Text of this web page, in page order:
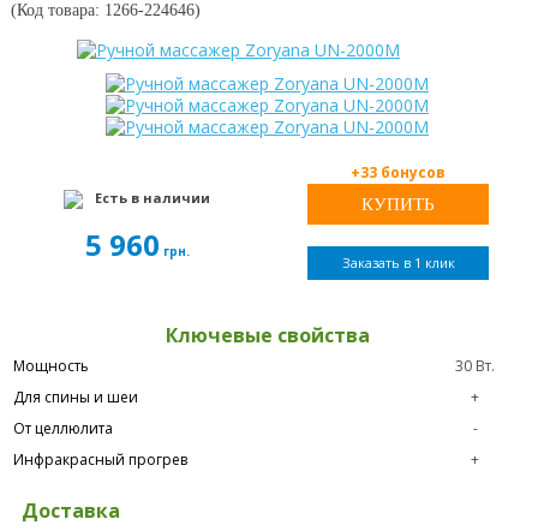
(Код товара: 1266-224646)
Есть в наличии
5 960 грн.
+33 бонусов
Заказать в 1 клик
Ключевые свойства
Мощность
30 Вт.
Для спины и шеи
+
От целлюлита
-
Инфракрасный прогрев
+
Доставка